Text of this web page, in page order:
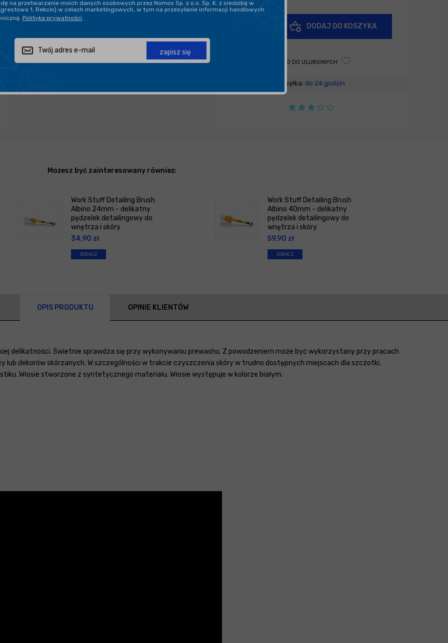
PROFESJONALNE DORADZTWO
Udostępnij
DODAJ DO KOSZYKA
DODAJ DO ULUBIONYCH
Wysyłka: do 24 godzin
Możesz być zainteresowany również:
Work Stuff Detailing Brush
Albino 24mm - delikatny
pędzelek detailingowy do
wnętrza i skóry
34,90 zł
ZOBACZ
Work Stuff Detailing Brush
Albino 40mm - delikatny
pędzelek detailingowy do
wnętrza i skóry
59,90 zł
ZOBACZ
OPIS PRODUKTU OPINIE KLIENTÓW
delikatności. Świetnie sprawdza się przy wykonywaniu prewashu. Z powodzeniem może być wykorzystany przy pracach
dekorów skórzanych. W szczególności w trakcie czyszczenia skóry w trudno dostępnych miejscach dla szczotki.
Włosie stworzone z syntetycznego materiału. Włosie występuje w kolorze białym.
na przetwarzanie moich danych osobowych przez Nomos Sp. z o.o. Sp. K. z siedzibą w
1, Rekcin) w celach marketingowych, w tym na przesyłanie informacji handlowych
Polityka prywatności
zapisz się